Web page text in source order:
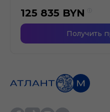
125 835 BYN
Получить